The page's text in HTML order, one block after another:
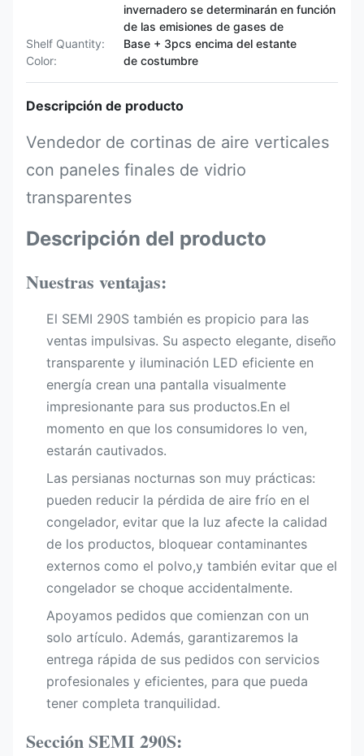
invernadero se determinarán en función
de las emisiones de gases de
Shelf Quantity:
Base + 3pcs encima del estante
Color:
de costumbre
Descripción de producto
Vendedor de cortinas de aire verticales
con paneles finales de vidrio
transparentes
Descripción del producto
Nuestras ventajas:
El SEMI 290S también es propicio para las
ventas impulsivas. Su aspecto elegante, diseño
transparente y iluminación LED eficiente en
energía crean una pantalla visualmente
impresionante para sus productos.En el
momento en que los consumidores lo ven,
estarán cautivados.
Las persianas nocturnas son muy prácticas:
pueden reducir la pérdida de aire frío en el
congelador, evitar que la luz afecte la calidad
de los productos, bloquear contaminantes
externos como el polvo,y también evitar que el
congelador se choque accidentalmente.
Apoyamos pedidos que comienzan con un
solo artículo. Además, garantizaremos la
entrega rápida de sus pedidos con servicios
profesionales y eficientes, para que pueda
tener completa tranquilidad.
Sección SEMI 290S: